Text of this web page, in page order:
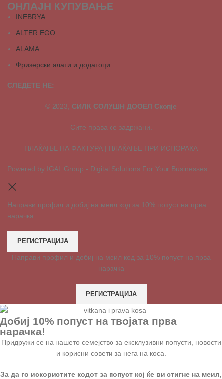
ОНЛАЈН КУПУВАЊЕ
INEBRYA
ALTER EGO
ALAMA
Фризерски алати и додатоци
СЛЕДЕТЕ НЕ:
© 2023, СИЛК СОЛУШН ДООЕЛ Скопје
Сите права се задржани.
ПЛАЌАЊЕ НА ФАКТУРА | ПЛАЌАЊЕ ПРИ ИСПОРАКА
Powered by IGAL Group - Digital Solutions For Your Businesses.
Направи профил и добиј на меил код за 10% попуст на прва
нарачка
РЕГИСТРАЦИЈА
Направи профил и добиј на меил код за 10% попуст на прва
нарачка
РЕГИСТРАЦИЈА
Добиј 10% попуст на твојата прва
нарачка!
Придружи се на нашето семејство за ексклузивни попусти, новости
и корисни совети за нега на коса.
За да го искористите кодот за попуст кој ќе ви стигне на меил,